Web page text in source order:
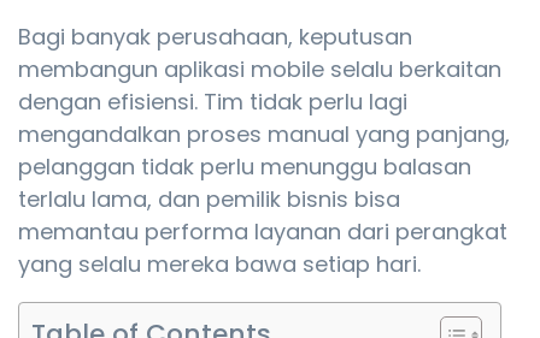
Bagi banyak perusahaan, keputusan
membangun aplikasi mobile selalu berkaitan
dengan efisiensi. Tim tidak perlu lagi
mengandalkan proses manual yang panjang,
pelanggan tidak perlu menunggu balasan
terlalu lama, dan pemilik bisnis bisa
memantau performa layanan dari perangkat
yang selalu mereka bawa setiap hari.